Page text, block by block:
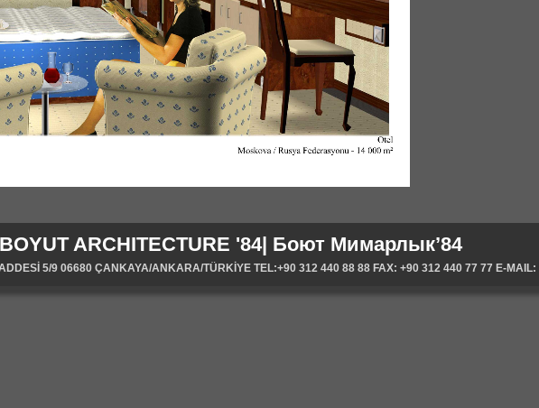
ARCHITECTURE '84| Боют Мимарлык’84
5/9 06680 ÇANKAYA/ANKARA/TÜRKİYE TEL:+90 312 440 88 88 FAX: +90 312 440 77 77 E-MAIL: